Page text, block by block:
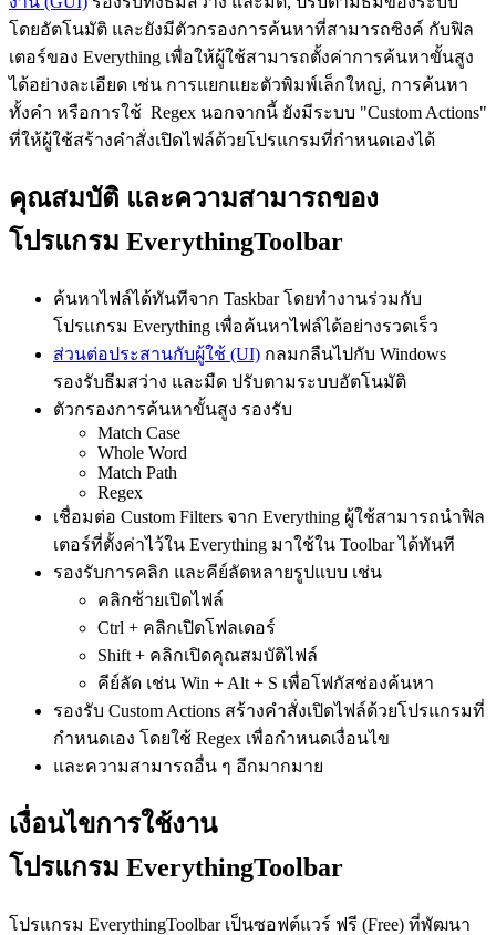
โดยอัตโนมัติ และยังมีตัวกรองการค้นหาที่สามารถซิงค์ กับฟิล
เตอร์ของ Everything เพื่อให้ผู้ใช้สามารถตั้งค่าการค้นหาขั้นสูง
ได้อย่างละเอียด เช่น การแยกแยะตัวพิมพ์เล็กใหญ่, การค้นหา
ทั้งคำ หรือการใช้ Regex นอกจากนี้ ยังมีระบบ "Custom Actions"
ที่ให้ผู้ใช้สร้างคำสั่งเปิดไฟล์ด้วยโปรแกรมที่กำหนดเองได้
คุณสมบัติ และความสามารถของ
โปรแกรม EverythingToolbar
ค้นหาไฟล์ได้ทันทีจาก Taskbar โดยทำงานร่วมกับ
โปรแกรม Everything เพื่อค้นหาไฟล์ได้อย่างรวดเร็ว
ส่วนต่อประสานกับผู้ใช้ (UI) กลมกลืนไปกับ Windows
รองรับธีมสว่าง และมืด ปรับตามระบบอัตโนมัติ
ตัวกรองการค้นหาขั้นสูง รองรับ
Match Case
Whole Word
Match Path
Regex
เชื่อมต่อ Custom Filters จาก Everything ผู้ใช้สามารถนำฟิล
เตอร์ที่ตั้งค่าไว้ใน Everything มาใช้ใน Toolbar ได้ทันที
รองรับการคลิก และคีย์ลัดหลายรูปแบบ เช่น
คลิกซ้ายเปิดไฟล์
Ctrl + คลิกเปิดโฟลเดอร์
Shift + คลิกเปิดคุณสมบัติไฟล์
คีย์ลัด เช่น Win + Alt + S เพื่อโฟกัสช่องค้นหา
รองรับ Custom Actions สร้างคำสั่งเปิดไฟล์ด้วยโปรแกรมที่
กำหนดเอง โดยใช้ Regex เพื่อกำหนดเงื่อนไข
และความสามารถอื่น ๆ อีกมากมาย
เงื่อนไขการใช้งาน
โปรแกรม EverythingToolbar
โปรแกรม EverythingToolbar เป็นซอฟต์แวร์ ฟรี (Free) ที่พัฒนา